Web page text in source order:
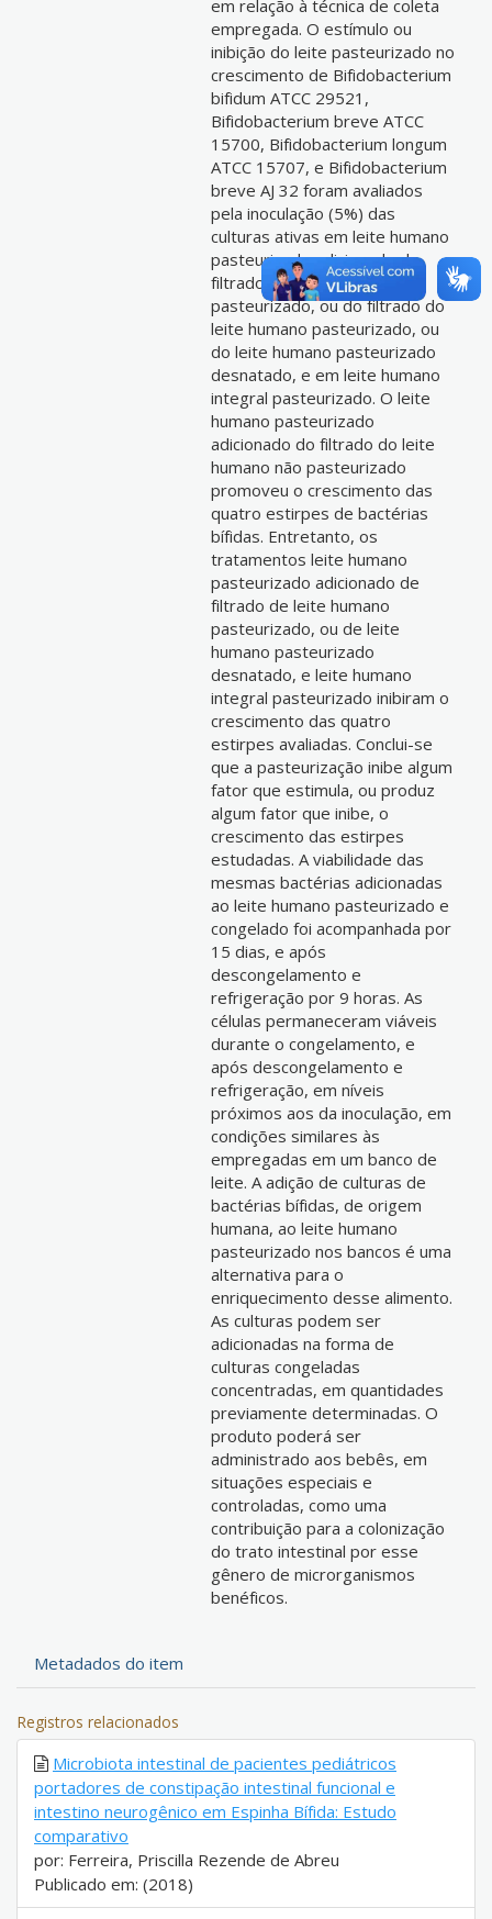
em relação à técnica de coleta
empregada. O estímulo ou
inibição do leite pasteurizado no
crescimento de Bifidobacterium
bifidum ATCC 29521,
Bifidobacterium breve ATCC
15700, Bifidobacterium longum
ATCC 15707, e Bifidobacterium
breve AJ 32 foram avaliados
pela inoculação (5%) das
culturas ativas em leite humano
pasteurizado adicionado do
filtrado do leite humano não
pasteurizado, ou do filtrado do
leite humano pasteurizado, ou
do leite humano pasteurizado
desnatado, e em leite humano
integral pasteurizado. O leite
humano pasteurizado
adicionado do filtrado do leite
humano não pasteurizado
promoveu o crescimento das
quatro estirpes de bactérias
bífidas. Entretanto, os
tratamentos leite humano
pasteurizado adicionado de
filtrado de leite humano
pasteurizado, ou de leite
humano pasteurizado
desnatado, e leite humano
integral pasteurizado inibiram o
crescimento das quatro
estirpes avaliadas. Conclui-se
que a pasteurização inibe algum
fator que estimula, ou produz
algum fator que inibe, o
crescimento das estirpes
estudadas. A viabilidade das
mesmas bactérias adicionadas
ao leite humano pasteurizado e
congelado foi acompanhada por
15 dias, e após
descongelamento e
refrigeração por 9 horas. As
células permaneceram viáveis
durante o congelamento, e
após descongelamento e
refrigeração, em níveis
próximos aos da inoculação, em
condições similares às
empregadas em um banco de
leite. A adição de culturas de
bactérias bífidas, de origem
humana, ao leite humano
pasteurizado nos bancos é uma
alternativa para o
enriquecimento desse alimento.
As culturas podem ser
adicionadas na forma de
culturas congeladas
concentradas, em quantidades
previamente determinadas. O
produto poderá ser
administrado aos bebês, em
situações especiais e
controladas, como uma
contribuição para a colonização
do trato intestinal por esse
gênero de microrganismos
benéficos.
Metadados do item
Registros relacionados
Microbiota intestinal de pacientes pediátricos
portadores de constipação intestinal funcional e
intestino neurogênico em Espinha Bífida: Estudo
comparativo
por: Ferreira, Priscilla Rezende de Abreu
Publicado em: (2018)